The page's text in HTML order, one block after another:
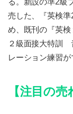
売した、『英検
め、既刊の『英
２級面接大特訓
レーション練習が
【注目の売